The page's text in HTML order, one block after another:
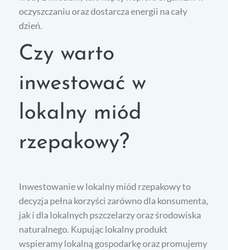
oczyszczaniu oraz dostarcza energii na cały
dzień.
Czy warto
inwestować w
lokalny miód
rzepakowy?
Inwestowanie w lokalny miód rzepakowy to
decyzja pełna korzyści zarówno dla konsumenta,
jak i dla lokalnych pszczelarzy oraz środowiska
naturalnego. Kupując lokalny produkt
wspieramy lokalną gospodarkę oraz promujemy